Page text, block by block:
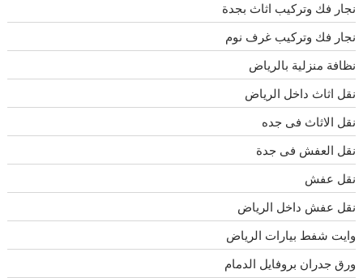
نجار فك وتركيب اثاث بجدة
نجار فك وتركيب غرف نوم
نظافة منزلية بالرياض
نقل اثاث داخل الرياض
نقل الاثاث فى جده
نقل العفش فى جدة
نقل عفش
نقل عفش داخل الرياض
وايت شفط بيارات الرياض
ورق جدران بروفايل الدمام